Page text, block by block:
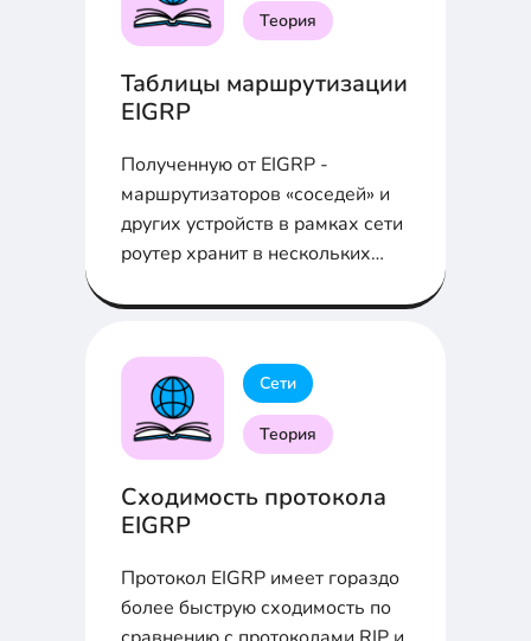
Теория
Таблицы маршрутизации
EIGRP
Полученную от EIGRP -
маршрутизаторов «соседей» и
других устройств в рамках сети
роутер хранит в нескольких
таблиц
Сети
Теория
Сходимость протокола
EIGRP
Протокол EIGRP имеет гораздо
более быструю сходимость по